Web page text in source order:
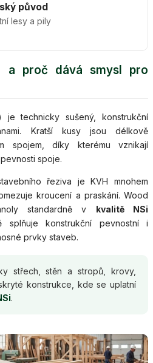
původ
lesy a pily
a proč dává smysl pro
je technicky sušený, konstrukční
Kratší kusy jsou délkově
spojem, díky kterému vznikají
spoje.
řeziva je KVH mnohem
kroucení a praskání. Wood
standardně v kvalitě NSi
splňuje konstrukční pevnostní i
prvky staveb.
střech, stěn a stropů, krovy,
konstrukce, kde se uplatní
.